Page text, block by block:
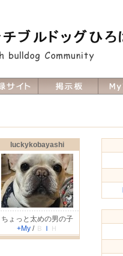
luckykobayashi
ちょっと太めの男の子
+My / Ｂ Ｉ Ｈ